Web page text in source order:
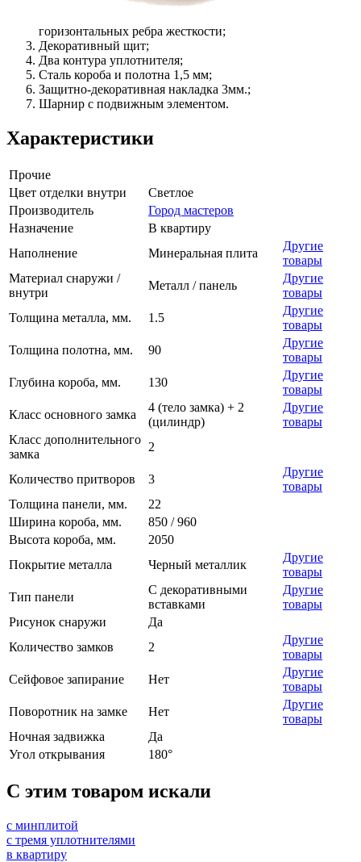
горизонтальных ребра жесткости;
Декоративный щит;
Два контура уплотнителя;
Сталь короба и полотна 1,5 мм;
Защитно-декоративная накладка 3мм.;
Шарнир с подвижным элементом.
Характеристики
Прочие
Цвет отделки внутри
Светлое
Производитель
Город мастеров
Назначение
В квартиру
Наполнение
Минеральная плита
Другие
товары
Материал снаружи /
внутри
Металл / панель
Другие
товары
Толщина металла, мм.
1.5
Другие
товары
Толщина полотна, мм.
90
Другие
товары
Глубина короба, мм.
130
Другие
товары
Класс основного замка
4 (тело замка) + 2
(цилиндр)
Другие
товары
Класс дополнительного
замка
2
Количество притворов 3
Другие
товары
Толщина панели, мм.
22
Ширина короба, мм.
850 / 960
Высота короба, мм.
2050
Покрытие металла
Черный металлик
Другие
товары
Тип панели
С декоративными
вставками
Другие
товары
Рисунок снаружи
Да
Количество замков
2
Другие
товары
Сейфовое запирание
Нет
Другие
товары
Поворотник на замке
Нет
Другие
товары
Ночная задвижка
Да
Угол открывания
180°
C этим товаром искали
с минплитой
с тремя уплотнителями
в квартиру